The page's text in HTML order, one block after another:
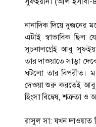
নানাদিক দিয়ে দুজনের
এটাই স্বাভাবিক ছিল
সূচনালগ্নেই আবু
তার দাওয়াতে সাড়া
ঘটলো তার বিপরীত।
দেওয়া শুরু করতেই আবু
হিংসা বিদ্বেষ, শত্রুতা ও
রাসুল সা: যখন